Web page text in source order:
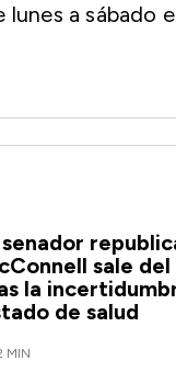
a sábado
senador
sale
la
de salud
MIN